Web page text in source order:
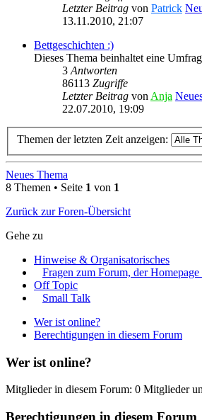
Letzter Beitrag von Patrick
13.11.2010, 21:07
Bettgeschichten :)
Dieses Thema beinhaltet eine
3 Antworten
86113 Zugriffe
Letzter Beitrag von Anja
22.07.2010, 19:09
Themen der letzten Zeit anzeigen:
Neues Thema
8 Themen • Seite 1 von 1
Zurück zur Foren-Übersicht
Gehe zu
Hinweise & Organisatorisches
Fragen zum Forum, der
Off Topic
Small Talk
Wer ist online?
Berechtigungen in diesem Forum
Wer ist online?
Mitglieder in diesem Forum: 0 Mitglieder
Berechtigungen in diesem Forum